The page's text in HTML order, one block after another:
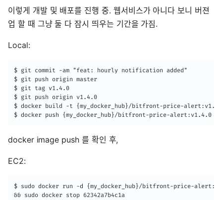
이렇게 개발 및 배포를 진행 중. 웹서비스가 아니다 보니 버젼
업 할 때 그냥 둘 다 잠시 띄우는 기간을 가짐.
Local:
$ git commit -am "feat: hourly notification added"
$ git push origin master
$ git tag v1.4.0
$ git push origin v1.4.0
$ docker build -t {my_docker_hub}/bitfront-price-
$ docker push {my_docker_hub}/bitfront-price-alert:v1.4.0
docker image push 를 확인 후,
EC2:
$ sudo docker run -d {my_docker_hub}/bitfront-price-
&& sudo docker stop 62342a7b4c1a